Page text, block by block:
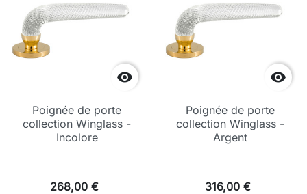

Poignée de porte
collection Winglass -
Incolore
268,00 €

Poignée de porte
collection Winglass -
Argent
316,00 €